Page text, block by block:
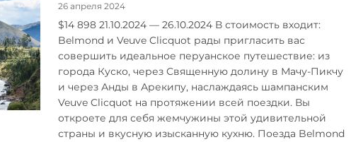
26 апреля 2024
$14 898 21.10.2024 — 26.10.2024 В стоимость входит:
Belmond и Veuve Clicquot рады пригласить вас
совершить идеальное перуанское путешествие: из
города Куско, через Священную долину в Мачу-Пикчу
и через Анды в Арекипу, наслаждаясь шампанским
Veuve Clicquot на протяжении всей поездки. Вы
откроете для себя жемчужины этой удивительной
страны и вкусную изысканную кухню. Поезда Belmond